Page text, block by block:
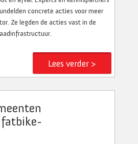
concrete acties voor meer
Ze legden de acties vast in de
Lees verder >
fatbike-